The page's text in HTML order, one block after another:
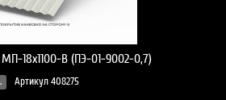
18x1100-B (ПЭ-01-9002-0,7)
Артикул 408275